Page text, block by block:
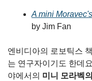
A mini
by Jim Fan
엔비디아의 로보틱스
는 연구자이기도 한데
야에서의 미니 모라벡